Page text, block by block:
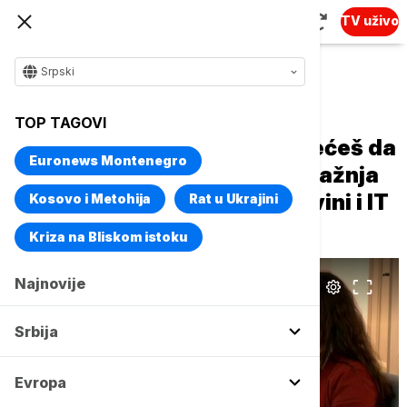
TV uživo
Srpski
TOP TAGOVI
Euronews Montenegro
Kosovo i Metohija Rat u Ukrajini
Kriza na Bliskom istoku
Najnovije
Srbija
Evropa
"Više ne važi priča - ako ti nećeš da
radiš, ima ko će": Velika potražnja
za radnicima, najviše u trgovini i IT
sektoru